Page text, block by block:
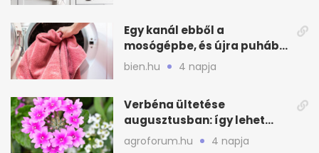
Egy kanál ebből a
mosógépbe, és újra puhább
lesz a törölköző
bien.hu 4 napja
Verbéna ültetése
augusztusban: így lehet
még idén virágos a kert
agroforum.hu 4 napja